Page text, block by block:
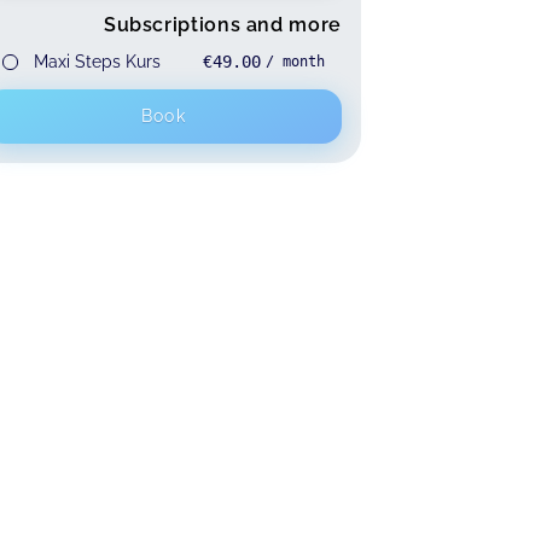
Subscriptions and more
Maxi Steps Kurs €49.00 / month
Book